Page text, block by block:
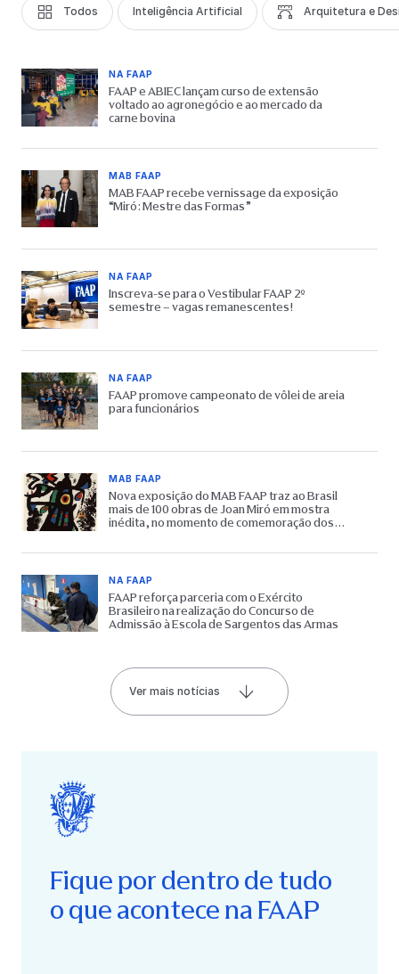
Todos Inteligência Artificial Arquitetura e
NA FAAP
FAAP e ABIEC lançam curso de extensão
voltado ao agronegócio e ao mercado da
carne bovina
MAB FAAP
MAB FAAP recebe vernissage da exposição
“Miró: Mestre das Formas”
NA FAAP
Inscreva-se para o Vestibular FAAP 2º
semestre – vagas remanescentes!
NA FAAP
FAAP promove campeonato de vôlei de areia
para funcionários
MAB FAAP
Nova exposição do MAB FAAP traz ao Brasil
mais de 100 obras de Joan Miró em mostra
inédita, no momento de comemoração dos
NA FAAP
FAAP reforça parceria com o Exército
Brasileiro na realização do Concurso de
Admissão à Escola de Sargentos das Armas
Ver mais notícias
Fique por dentro de tudo
o que acontece na FAAP